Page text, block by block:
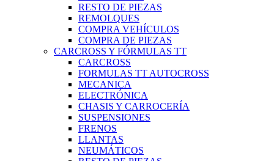
RESTO DE PIEZAS
REMOLQUES
COMPRA VEHÍCULOS
COMPRA DE PIEZAS
CARCROSS Y FÓRMULAS TT
CARCROSS
FORMULAS TT AUTOCROSS
MECANICA
ELECTRÓNICA
CHASIS Y CARROCERÍA
SUSPENSIONES
FRENOS
LLANTAS
NEUMÁTICOS